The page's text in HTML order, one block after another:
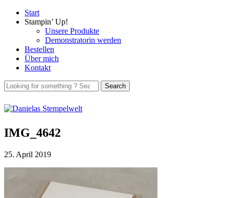
Start
Stampin’ Up!
Unsere Produkte
Demonstratorin werden
Bestellen
Über mich
Kontakt
IMG_4642
25. April 2019